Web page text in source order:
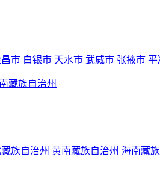
市 白银市 天水市 武威市 张掖市 平
藏族自治州
族自治州 黄南藏族自治州 海南藏